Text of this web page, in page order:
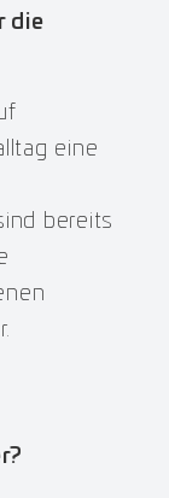
die
eine
bereits